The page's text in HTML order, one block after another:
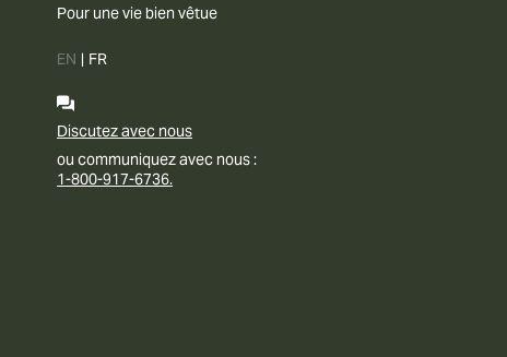
Pour une vie bien vêtue
EN | FR
Discutez avec nous
ou communiquez avec nous :
1-800-917-6736.